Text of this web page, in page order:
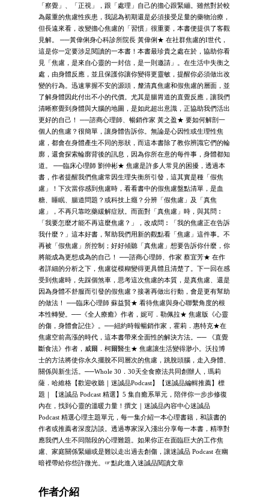
「察覺」、「正視」，跟「處理」自己的擔心跟緊繃。雖然對於較
為嚴重的焦慮性疾患，我認為初期還是必須接受足量的藥物治療，
但長遠來看，改變擔心焦慮的「習慣」很重要，本書便提供了客觀
見解。 ──黃偉俐身心科診所院長 黃偉俐★ 在社群焦慮的I世代，
這是你一定要涉足閱讀的一本書！本書最珍貴之處在於，協助你看
見「焦慮，是來自心靈的一封信，是一則邀請」。在生活中失衡之
處，由身體反應，並且保護你讓你變得更靈敏，提醒你必須做出改
變的行為。迅速掌握不安的源頭，釐清真焦慮和假焦慮的層面，並
了解身體因此付出不小的代價。尤其是腸胃道的直覺反應，讓我們
清晰察覺到身體與大腦的地圖，是如此超出意識，正協助我們活出
更好的自己！ ──諮商心理師、暢銷作家 黃之盈★ 要如何解剖一
個人的焦慮？很簡單，讓身體告訴你。無論是心因性或生理性焦
慮，都會在身體產生不同的形狀，而這本書除了教你辨識它們的輪
廓，還會探索輪廓背後的訊息，因為你所在意的每件事，身體都知
道。 ──臨床心理師 劉仲彬★ 焦慮是許多人常見的困擾，透過本
書，作者提醒我們焦慮常因生理失衡所引發，這其實是種「假焦
慮」！下次當你感到焦慮時，看看書中的假焦慮盤點清單，是血
糖、睡眠、腸道問題？或科技上癮？分辨「假焦慮」及「真焦
慮」，不再只靠吃藥緩解症狀。而面對「真焦慮」時，與其問︰
「我要怎麼才能不再這麼焦慮？」，改成問︰「我的焦慮正在告訴
我什麼？」這本好書，幫助我們用新的觀點看「焦慮」這件事。不
再被「假焦慮」所控制；好好傾聽「真焦慮」想要告訴你什麼，你
將能成為更想成為的自己！ ──諮商心理師、作家 蔡宜芳★ 在作
者詳細的分析之下，焦慮從模糊變得更具體且清楚了。下一回在感
受到焦慮時，先踩個煞車，思考這次焦慮的本質，是真焦慮、還是
因為身體不舒服而引發的假焦慮？接著再做出行動，會是更有幫助
的做法！ ──臨床心理師 蘇益賢★ 看待焦慮與身心聯繫角度的根
本性轉變。──《全人療癒》作者，妮可．勒佩拉★ 焦慮版《心靈
的傷，身體會記住》。──紐約時報暢銷作家，霍莉．惠特克★在
焦慮空前高漲的時代，這本書帶來全面性的解決方法。── 《直覺
斷食法》作者，威爾．柯爾醫生★ 焦慮讓生活變得渺小。沃拉博
士的方法將使你永久擺脫不同層次的焦慮，跳脫頭腦，走入身體、
關係與新生活。──Whole 30．30天全食療法共同創辦人，瑪莉
薩．哈維格【歡迎收聽｜迷誠品Podcast】【迷誠品編輯推薦】標
題｜【迷誠品 Podcast 精選】5 集自癒系單元，陪伴你一步步修復
內在，找到心靈的溫暖力量！撰文｜迷誠品內容中心迷誠品
Podcast 精選心理主題單元，每一集介紹一本心理書籍，和該書的
作者或推薦者深度訪談。透過專家深入淺出分享每一本書，精準對
應我們人生不同階段的心理難題。如果你正在面臨巨大的工作焦
慮、家庭關係緊繃或是難以走出過去創傷，讓迷誠品 Podcast 在幽
暗裡帶給你些許微光。☞點此進入迷誠品閱讀文章
作者介紹